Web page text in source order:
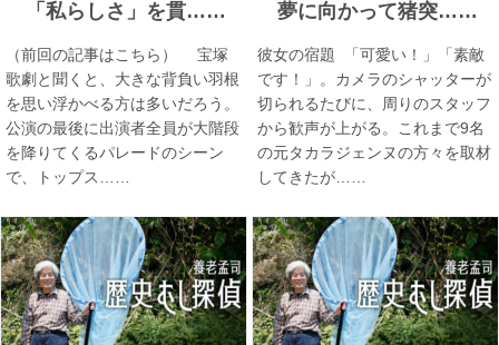
「私らしさ」を貫……
（前回の記事はこちら） 宝塚
歌劇と聞くと、大きな背負い羽根
を思い浮かべる方は多いだろう。
公演の最後に出演者全員が大階段
を降りてくるパレードのシーン
で、トップス……
夢に向かって猪突……
彼女の宿題 「可愛い！」「素敵
です！」。カメラのシャッターが
切られるたびに、周りのスタッフ
から歓声が上がる。これまで9名
の元タカラジェンヌの方々を取材
してきたが……